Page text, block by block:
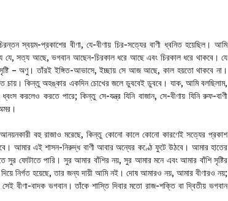
স্বয়ম-প্রকাশের বীণা, যে-বীণায় চির-সত্যের বাণী ধ্বনিত হয়েছিল। আমি
যে, সত্য আছে, ভগবান আছেন-চিরকাল ধরে আছে এবং চিরকাল ধরে থাকবে। যে
– অণু। তাঁরই ইঙ্গিত-আভাসে, ইচ্ছায় সে আজ আছে, কাল হয়তো থাকবে না।
চায়। কিন্তু অহঙ্কার একদিন চোখের জলে ডুববেই ডুববে। যাক, আমি বলছিলাম,
করলেও করতে পারে; কিন্তু সে-যন্ত্র যিনি বাজান, সে-বীণায় যিনি রুফ-বাণী
বহু রাজাও মরেছে, কিন্তু কোনো কালে কোনো কারণেই সত্যের প্রকাশ
আমার এই শাসন-নিরুদ্ধ বাণী আবার অন্যের কণ্ঠে ফুটে উঠবে। আমার হাতের
সুর ফোটাতে পারি। সুর আমার বাঁশির নয়, সুর আমার মনে এবং আমার বাঁশি সৃষ্টির
নির্গত হয়েছে, তার জন্য দায়ী আমি নই। দোষ আমারও নয়, আমার বীণারও নয়;
বীণা-বাদক ভগবান। তাঁকে শাস্তি দিবার মতো রাজ-শক্তি বা দ্বিতীয় ভগবান